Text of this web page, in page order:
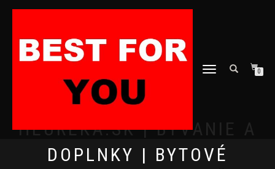
TOGGLE
0
HEUREKA.SK | BÝVANIE A
DOPLNKY | BYTOVÉ